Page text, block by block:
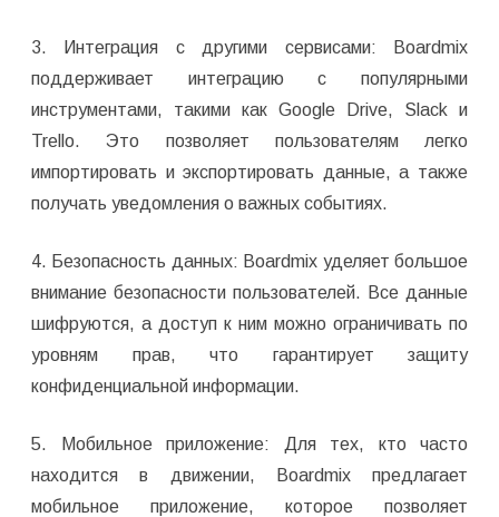
3. Интеграция с другими сервисами: Boardmix
поддерживает интеграцию с популярными
инструментами, такими как Google Drive, Slack и
Trello. Это позволяет пользователям легко
импортировать и экспортировать данные, а также
получать уведомления о важных событиях.
4. Безопасность данных: Boardmix уделяет большое
внимание безопасности пользователей. Все данные
шифруются, а доступ к ним можно ограничивать по
уровням прав, что гарантирует защиту
конфиденциальной информации.
5. Мобильное приложение: Для тех, кто часто
находится в движении, Boardmix предлагает
мобильное приложение, которое позволяет